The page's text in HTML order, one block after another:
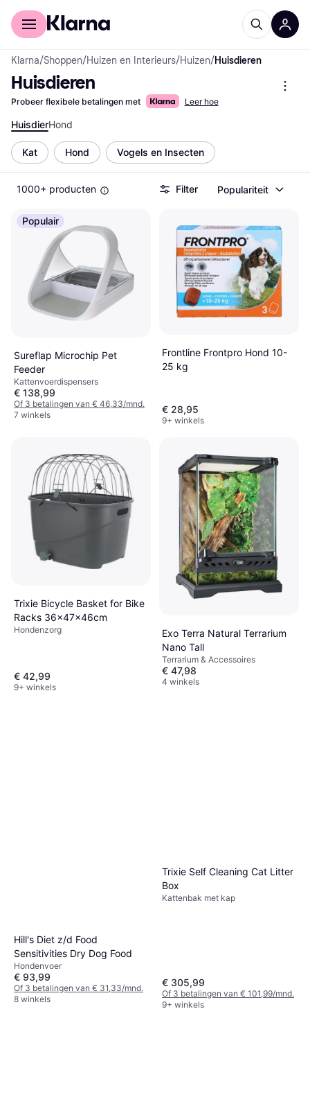
Voor shoppers
Klarna/Shoppen/Huizen en Interieurs/Huizen/Huisdieren
Huisdieren
Probeer flexibele betalingen met Leer hoe
HuisdierHond
Kat Hond Vogels en Insecten
1000+ producten Filter Populariteit
Populair
Sureflap Microchip Pet
Feeder
Kattenvoerdispensers
€ 138,99
Of 3 betalingen van € 46,33/mnd.
7 winkels
Frontline Frontpro Hond 10-
25 kg
€ 28,95
9+ winkels
Trixie Bicycle Basket for Bike
Racks 36x47x46cm
Hondenzorg
€ 42,99
9+ winkels
Exo Terra Natural Terrarium
Nano Tall
Terrarium & Accessoires
€ 47,98
4 winkels
Hill's Diet z/d Food
Sensitivities Dry Dog Food
Hondenvoer
€ 93,99
Of 3 betalingen van € 31,33/mnd.
8 winkels
Trixie Self Cleaning Cat Litter
Box
Kattenbak met kap
€ 305,99
Of 3 betalingen van € 101,99/mnd.
9+ winkels